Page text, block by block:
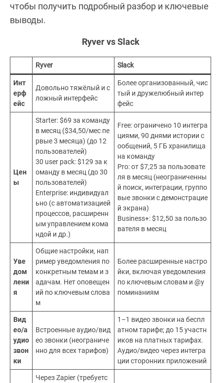
чтобы получить подробный разбор и ключевые
выводы.
Ryver vs Slack
Ryver Slack
Инт
ерф
ейс
Довольно тяжёлый и с
ложный интерфейс
Более организованный, чис
тый и дружелюбный интер
фейс
Цен
ы
Starter: $69 за команду
в месяц ($34,50/мес пе
рвые 3 месяца) (до 12
пользователей)
30 user pack: $129 за к
оманду в месяц (до 30
пользователей)
Enterprise: индивидуал
ьно (с автоматизацией
процессов, расширенн
ым управлением кома
ндой и др.)
Free: ограничено 10 интегра
циями, 90 днями истории с
ообщений, 5 ГБ хранилища
на команду
Pro: от $7,25 за пользовате
ля в месяц (неограниченны
й поиск, интеграции, группо
вые звонки с демонстрацие
й экрана)
Business+: $12,50 за пользо
вателя в месяц
Уве
дом
лени
я
Общие настройки, нап
ример уведомления по
конкретным темам и з
адачам. Нет оповещен
ий по ключевым слова
м
Более расширенные настро
йки, включая уведомления
по ключевым словам и @у
поминаниям
Вид
ео/а
удио
звон
ки
Встроенные аудио/вид
ео звонки (неограниче
нно для всех тарифов)
1–1 видео звонки на беспл
атном тарифе; до 15 участн
иков на платных тарифах.
Аудио/видео через интегра
ции сторонних приложений
Через Zapier (требуетс